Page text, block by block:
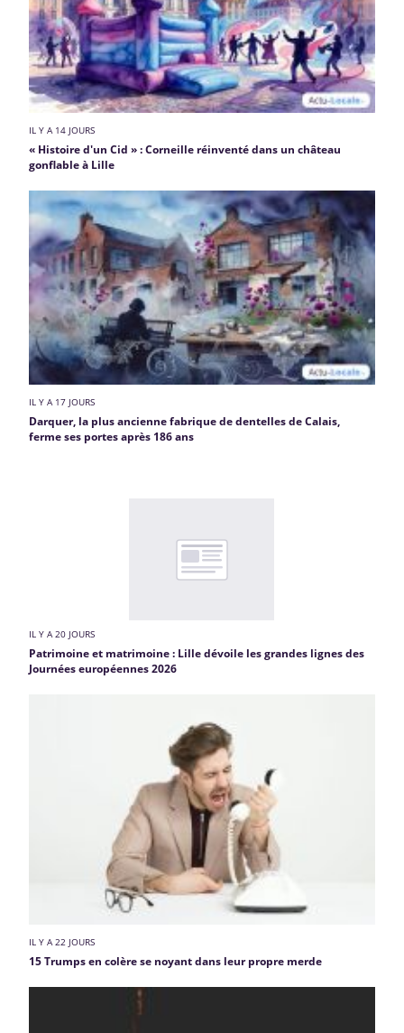
IL Y A 14 JOURS
« Histoire d'un Cid » : Corneille réinventé dans un château
gonflable à Lille
IL Y A 17 JOURS
Darquer, la plus ancienne fabrique de dentelles de Calais,
ferme ses portes après 186 ans
IL Y A 20 JOURS
Patrimoine et matrimoine : Lille dévoile les grandes lignes des
Journées européennes 2026
IL Y A 22 JOURS
15 Trumps en colère se noyant dans leur propre merde